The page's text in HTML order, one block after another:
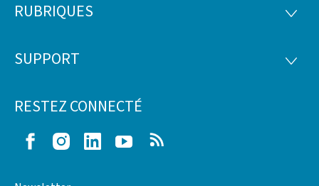
Pied
page
RUBRIQUES
SUPPORT
RESTEZ CONNECTÉ
FacebookInstagramLinkedIn Youtube